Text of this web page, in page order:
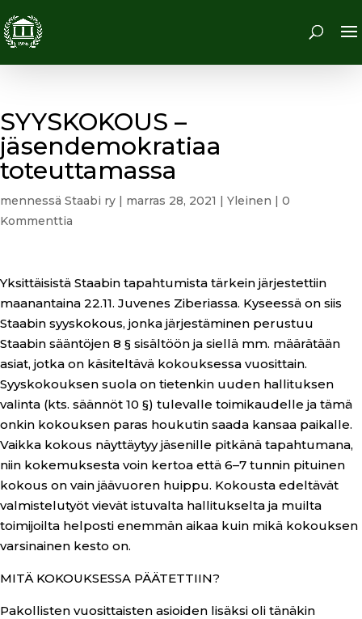
SYYSKOKOUS –
jäsendemokratiaa
toteuttamassa
mennessä Staabi ry | marras 28, 2021 | Yleinen | 0
Kommenttia
Yksittäisistä Staabin tapahtumista tärkein järjestettiin
maanantaina 22.11. Juvenes Ziberiassa. Kyseessä on siis
Staabin syyskokous, jonka järjestäminen perustuu
Staabin sääntöjen 8 § sisältöön ja siellä mm. määrätään
asiat, jotka on käsiteltävä kokouksessa vuosittain.
Syyskokouksen suola on tietenkin uuden hallituksen
valinta (kts. säännöt 10 §) tulevalle toimikaudelle ja tämä
onkin kokouksen paras houkutin saada kansaa paikalle.
Vaikka kokous näyttäytyy jäsenille pitkänä tapahtumana,
niin kokemuksesta voin kertoa että 6–7 tunnin pituinen
kokous on vain jäävuoren huippu. Kokousta edeltävät
valmistelutyöt vievät istuvalta hallitukselta ja muilta
toimijoilta helposti enemmän aikaa kuin mikä kokouksen
varsinainen kesto on.
MITÄ KOKOUKSESSA PÄÄTETTIIN?
Pakollisten vuosittaisten asioiden lisäksi oli tänäkin